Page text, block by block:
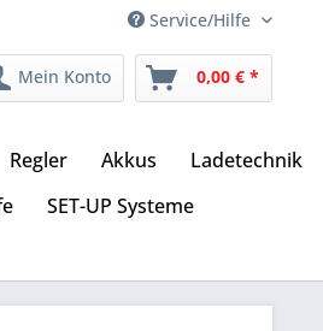
Service/Hilfe
Mein Konto 0,00 € *
Regler Akkus
Ladetechnik
SET-UP Systeme